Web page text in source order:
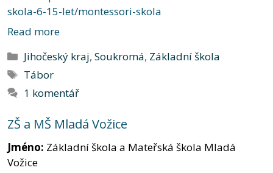
skola-6-15-let/montessori-skola
Read more
Rubriky
Jihočeský kraj,Soukromá, Základní škola
Štítky
Tábor
1 komentář
ZŠ a MŠ Mladá Vožice
Jméno: Základní škola a Mateřská škola Mladá
Vožice